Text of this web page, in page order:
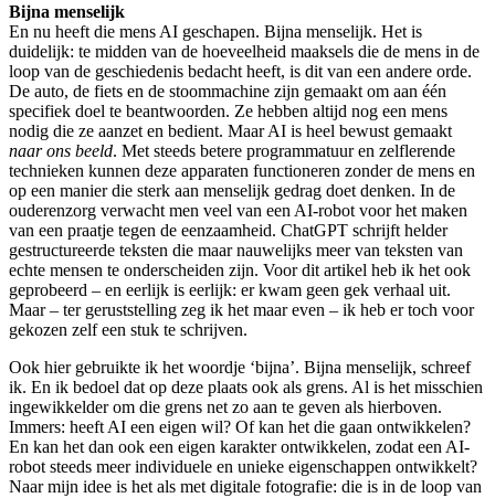
Bijna menselijk
En nu heeft die mens AI geschapen. Bijna menselijk. Het is
duidelijk: te midden van de hoeveelheid maaksels die de mens in de
loop van de geschiedenis bedacht heeft, is dit van een andere orde.
De auto, de fiets en de stoommachine zijn gemaakt om aan één
specifiek doel te beantwoorden. Ze hebben altijd nog een mens
nodig die ze aanzet en bedient. Maar AI is heel bewust gemaakt
naar ons beeld. Met steeds betere programmatuur en zelflerende
technieken kunnen deze apparaten functioneren zonder de mens en
op een manier die sterk aan menselijk gedrag doet denken. In de
ouderenzorg verwacht men veel van een AI-robot voor het maken
van een praatje tegen de eenzaamheid. ChatGPT schrijft helder
gestructureerde teksten die maar nauwelijks meer van teksten van
echte mensen te onderscheiden zijn. Voor dit artikel heb ik het ook
geprobeerd – en eerlijk is eerlijk: er kwam geen gek verhaal uit.
Maar – ter geruststelling zeg ik het maar even – ik heb er toch voor
gekozen zelf een stuk te schrijven.
Ook hier gebruikte ik het woordje ‘bijna’. Bijna menselijk, schreef
ik. En ik bedoel dat op deze plaats ook als grens. Al is het misschien
ingewikkelder om die grens net zo aan te geven als hierboven.
Immers: heeft AI een eigen wil? Of kan het die gaan ontwikkelen?
En kan het dan ook een eigen karakter ontwikkelen, zodat een AI-
robot steeds meer individuele en unieke eigenschappen ontwikkelt?
Naar mijn idee is het als met digitale fotografie: die is in de loop van